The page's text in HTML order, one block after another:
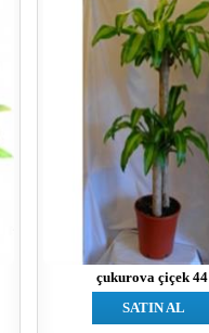
çukurova çiçek 44
SATIN AL